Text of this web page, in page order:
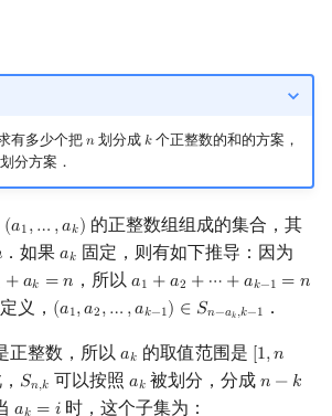
Sublime Text
CP Editor
Code::Blocks
Tim 排序
排序相关 STL
排序应用
升幂引理
阶乘取模
卢卡斯定理
同余方程
二次剩余
阶 & 原根
Lagrange 反演
形式幂级数复合|复合逆
普通生成函数
指数生成函数
范德蒙德卷积
Pólya 计数
图论计数
树上随机游走
务
摊
有多少个把𝑛
n划分成 𝑘
k个正整数的和的方案，
分方案．
(𝑎1,… ,𝑎𝑘)
(a1,…,ak)
的正整数组组成的集合，其
．如果𝑎𝑘
ak 固定，则有如下推导：因为
+𝑎𝑘 = 𝑛
n ，所以𝑎1 +𝑎2 + ⋯ +𝑎𝑘−1 = 𝑛
a1 +a 2+⋯+ak−1=n−a k
义， (𝑎1,𝑎2,… ,𝑎𝑘−1) ∈ 𝑆𝑛−𝑎𝑘,𝑘−1
(a1,a2,…,ak−1)∈Sn −ak,k−1 ．
正整数，所以 𝑎𝑘
ak 的取值范围是 [1,𝑛
1,n−
𝑆𝑛,𝑘
Sn,k 可以按照 𝑎𝑘
ak 被划分，分成𝑛 − 𝑘
n −k+1
时，这个子集为：